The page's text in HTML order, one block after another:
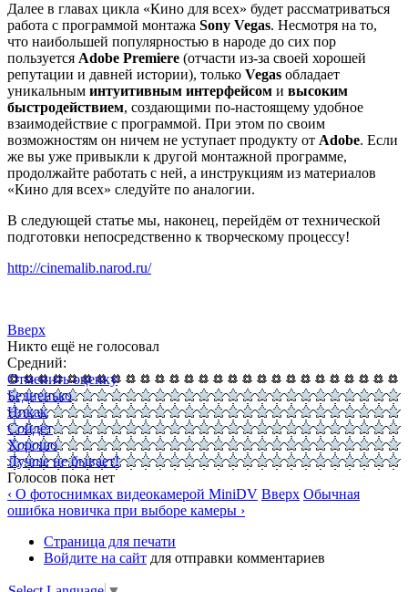
Далее в главах цикла «Кино для всех» будет рассматриваться
работа с программой монтажа Sony Vegas. Несмотря на то,
что наибольшей популярностью в народе до сих пор
пользуется Adobe Premiere (отчасти из-за своей хорошей
репутации и давней истории), только Vegas обладает
уникальным интуитивным интерфейсом и высоким
быстродействием, создающими по-настоящему удобное
взаимодействие с программой. При этом по своим
возможностям он ничем не уступает продукту от Adobe. Если
же вы уже привыкли к другой монтажной программе,
продолжайте работать с ней, а инструкциям из материалов
«Кино для всех» следуйте по аналогии.
В следующей статье мы, наконец, перейдём от технической
подготовки непосредственно к творческому процессу!
http://cinemalib.narod.ru/
Вверх
Никто ещё не голосовал
Средний:
Отменить оценку
Бедненько
Никак
Сойдёт
Хорошо
Лучше не бывает!
Голосов пока нет
‹ О фотоснимках видеокамерой MiniDV Вверх Обычная
ошибка новичка при выборе камеры ›
Страница для печати
Войдите на сайт для отправки комментариев